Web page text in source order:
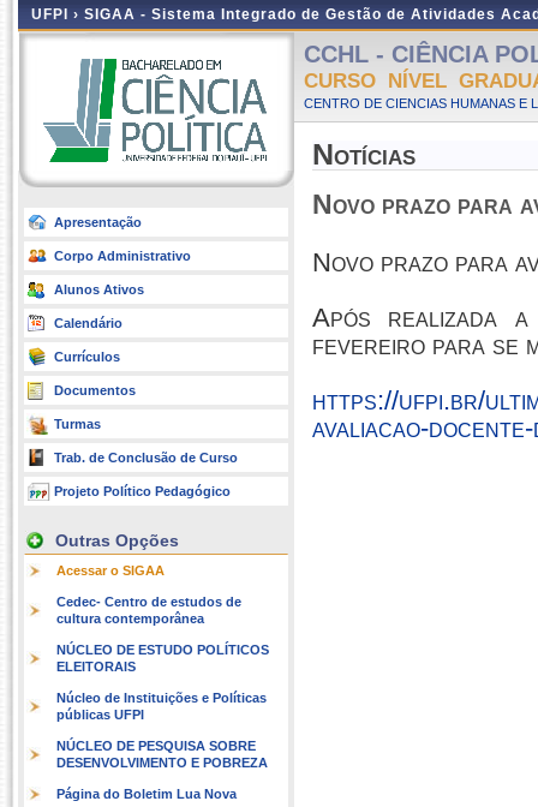
UFPI › SIGAA - Sistema Integrado de Gestão de Atividades
Apresentação
Corpo Administrativo
Alunos Ativos
Calendário
Currículos
Documentos
Turmas
Trab. de Conclusão de Curso
Projeto Político Pedagógico
Outras Opções
Acessar o SIGAA
Cedec- Centro de estudos de
cultura contemporânea
NÚCLEO DE ESTUDO POLÍTICOS
ELEITORAIS
Núcleo de Instituições e Políticas
públicas UFPI
NÚCLEO DE PESQUISA SOBRE
DESENVOLVIMENTO E POBREZA
Página do Boletim Lua Nova
CCHL - CIÊNCIA
CURSO NÍVEL
CENTRO DE CIENCIAS HUMANAS E
Notícias
Novo prazo para
Novo prazo para
Após realizada
fevereiro para se
https://ufpi.br/
avaliacao-